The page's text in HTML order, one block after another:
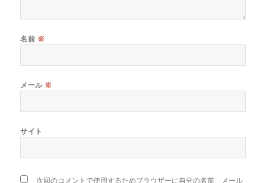
名前 ※
メール ※
サイト
次回のコメントで使用するためブラウザーに自分の名前、メール